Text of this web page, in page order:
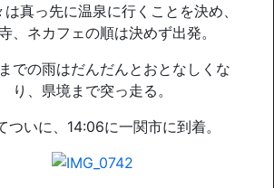
は真っ先に温泉に行くことを決め、
、ネカフェの順は決めず出発。
での雨はだんだんとおとなしくな
り、県境まで突っ走る。
ついに、14:06に一関市に到着。